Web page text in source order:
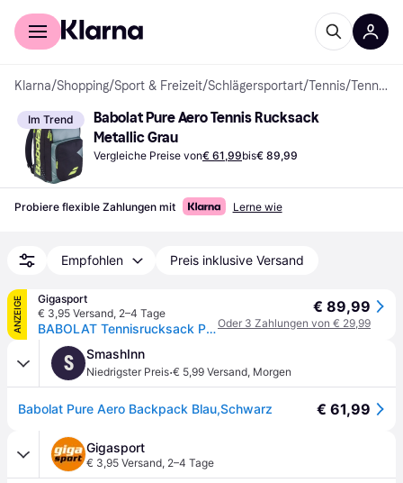
Für Shopper
Klarna/Shopping/Sport & Freizeit/Schlägersportart/Tennis/ Tennistaschen & -hüllen
Im Trend
Babolat Pure Aero Tennis Rucksack
Metallic Grau
Vergleiche Preise von€ 61,99bis€ 89,99
Probiere flexible Zahlungen mit Lerne wie
Empfohlen Preis inklusive Versand
ANZEIGE
Gigasport
€ 3,95 Versand, 2–4 Tage
BABOLAT Tennisrucksack Pure Aero grau - EG
€ 89,99
Oder 3 Zahlungen von € 29,99
S SmashInn
Niedrigster Preis·€ 5,99 Versand, Morgen
Babolat Pure Aero Backpack Blau,Schwarz € 61,99
Gigasport
€ 3,95 Versand, 2–4 Tage